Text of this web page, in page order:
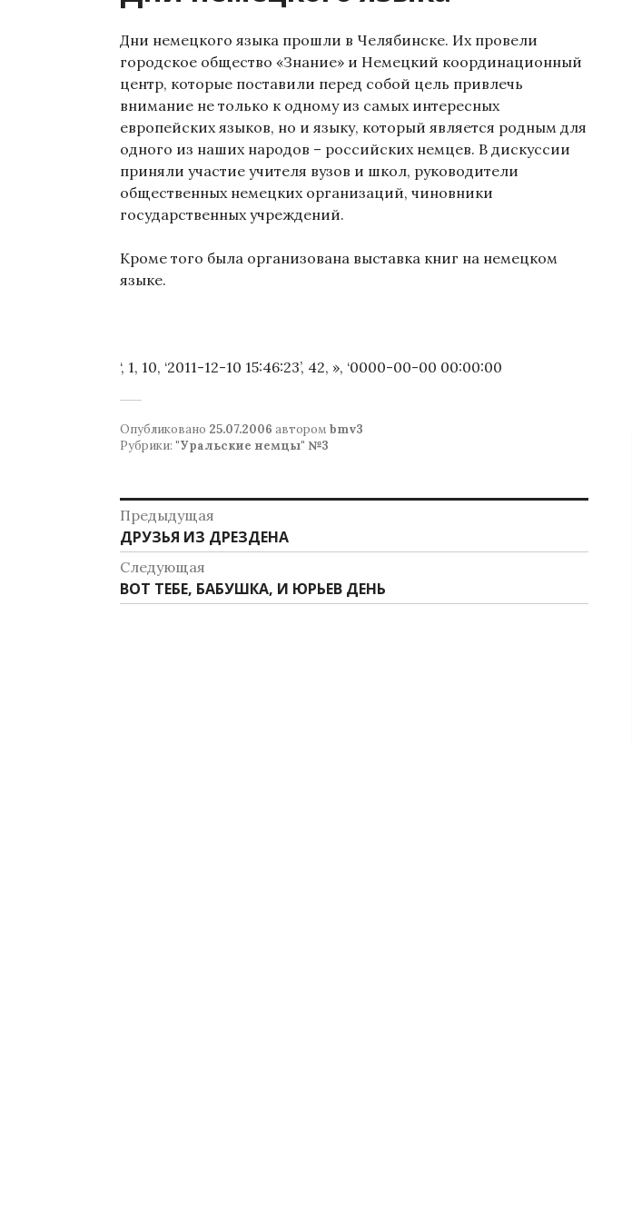
Дни немецкого языка прошли в Челябинске. Их провели
городское общество «Знание» и Немецкий координационный
центр, которые поставили перед собой цель привлечь
внимание не только к одному из самых интересных
европейских языков, но и языку, который является родным для
одного из наших народов – российских немцев. В дискуссии
приняли участие учителя вузов и школ, руководители
общественных немецких организаций, чиновники
государственных учреждений.
Кроме того была организована выставка книг на немецком
языке.
‘, 1, 10, ‘2011-12-10 15:46:23’, 42, », ‘0000-00-00 00:00:00
Опубликовано 25.07.2006 автором bmv3
Рубрики: "Уральские немцы" №3
Навигация
по
записям
Предыдущая
Предыдущая
запись:
ДРУЗЬЯ ИЗ ДРЕЗДЕНА
Следующая
Следующая
запись:
ВОТ ТЕБЕ, БАБУШКА, И ЮРЬЕВ ДЕНЬ